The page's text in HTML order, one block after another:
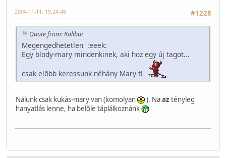
#1228
2004-11-11, 19:24:48
Quote from: Kalibur
Megengedhetetlen :eeek:
Egy blody-mary mindenkinek, aki hoz egy új tagot...
csak elõbb keressünk néhány Mary-t!
Nálunk csak kukás-mary van (komolyan ). Naaz tényleg
hanyatlás lenne, ha belõle táplálkoznánk